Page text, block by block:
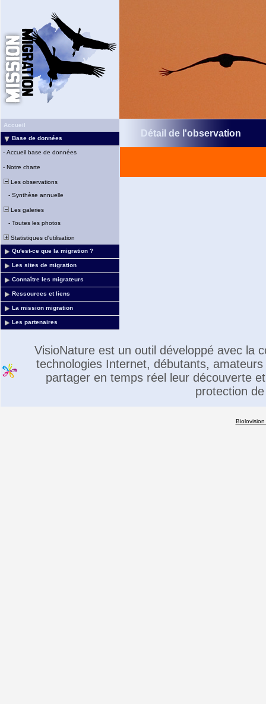
Accueil
Base de données
- Accueil base de données
- Notre charte
Les observations
- Synthèse annuelle
Les galeries
- Toutes les photos
Statistiques d'utilisation
Qu'est-ce que la migration ?
Les sites de migration
Connaître les migrateurs
Ressources et liens
La mission migration
Les partenaires
Détail de l'observation
VisioNature est un outil développé avec la
technologies Internet, débutants,
partager en temps réel leur découverte
protection
Biolovision